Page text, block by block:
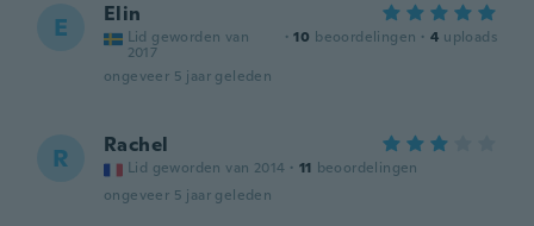
E Elin
Lid geworden van
2017
· 10 beoordelingen · 4 uploads
ongeveer 5 jaar geleden
R Rachel
Lid geworden van 2014 · 11 beoordelingen
ongeveer 5 jaar geleden